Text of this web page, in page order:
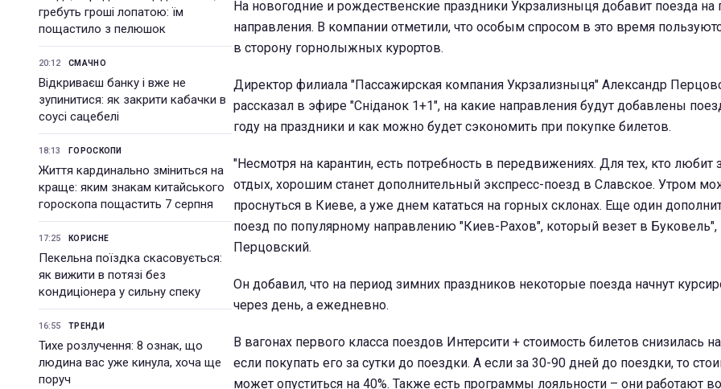
гребуть гроші лопатою: їм
пощастило з пелюшок
20:12 СМАЧНО
Відкриваєш банку і вже не
зупинитися: як закрити кабачки в
соусі сацебелі
18:13 ГОРОСКОПИ
Життя кардинально зміниться на
краще: яким знакам китайського
гороскопа пощастить 7 серпня
17:25 КОРИСНЕ
Пекельна поїздка скасовується:
як вижити в потязі без
кондиціонера у сильну спеку
16:55 ТРЕНДИ
Тихе розлучення: 8 ознак, що
людина вас уже кинула, хоча ще
поруч
На новогодние и рождественские праздники Укрзализныця добавит поезда на
направления. В компании отметили, что особым спросом в это время
в сторону горнолыжных курортов.
Директор филиала "Пассажирская компания Укрзализныця" Александр
рассказал в эфире "Сніданок 1+1", на какие направления будут добавлены
году на праздники и как можно будет сэкономить при покупке билетов.
"Несмотря на карантин, есть потребность в передвижениях. Для тех, кто любит
отдых, хорошим станет дополнительный экспресс-поезд в Славское. Утром
проснуться в Киеве, а уже днем кататься на горных склонах. Еще один
поезд по популярному направлению "Киев-Рахов", который везет в Буковель",
Перцовский.
Он добавил, что на период зимних праздников некоторые поезда начнут
через день, а ежедневно.
В вагонах первого класса поездов Интерсити + стоимость билетов снизилась
если покупать его за сутки до поездки. А если за 30-90 дней до поездки, то
может опуститься на 40%. Также есть программы лояльности – они работают